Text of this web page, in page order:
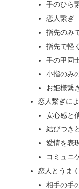
手のひら
恋人繋ぎ
指先のみ
指先で軽
手の甲同
小指のみ
お姫様繋
恋人繋ぎに
安心感と
結びつき
愛情を表
コミュニ
恋人とうま
相手の手